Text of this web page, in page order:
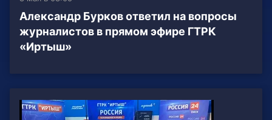
Александр Бурков ответил на вопросы
журналистов в прямом эфире ГТРК
«Иртыш»